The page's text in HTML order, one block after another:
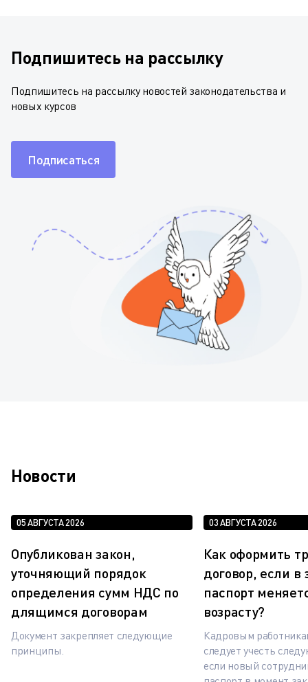
Подпишитесь на рассылку
Подпишитесь на рассылку новостей законодательства и
новых курсов
Подписаться
Новости
05 АВГУСТА 2026
Опубликован закон,
уточняющий порядок
определения сумм НДС по
длящимся договорам
Документ закрепляет следующие
принципы.
03 АВГУСТА 2026
Как оформить
договор, если в
паспорт
возрасту?
Кадровым
следует учесть
если новый